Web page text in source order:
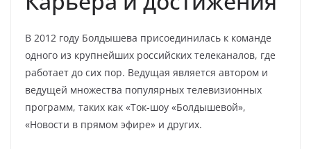
В 2012 году Болдышева присоединилась к команде
одного из крупнейших российских телеканалов, где
работает до сих пор. Ведущая является автором и
ведущей множества популярных телевизионных
программ, таких как «Ток-шоу «Болдышевой»,
«Новости в прямом эфире» и других.